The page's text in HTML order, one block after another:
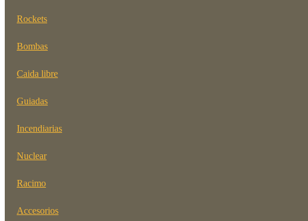
Rockets
Bombas
Caida libre
Guiadas
Incendiarias
Nuclear
Racimo
Accesorios